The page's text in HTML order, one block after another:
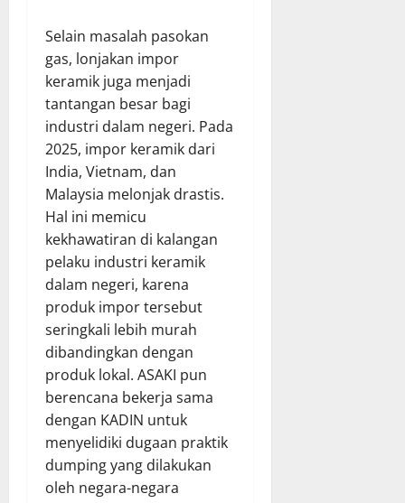
Selain masalah pasokan
gas, lonjakan impor
keramik juga menjadi
tantangan besar bagi
industri dalam negeri. Pada
2025, impor keramik dari
India, Vietnam, dan
Malaysia melonjak drastis.
Hal ini memicu
kekhawatiran di kalangan
pelaku industri keramik
dalam negeri, karena
produk impor tersebut
seringkali lebih murah
dibandingkan dengan
produk lokal. ASAKI pun
berencana bekerja sama
dengan KADIN untuk
menyelidiki dugaan praktik
dumping yang dilakukan
oleh negara-negara